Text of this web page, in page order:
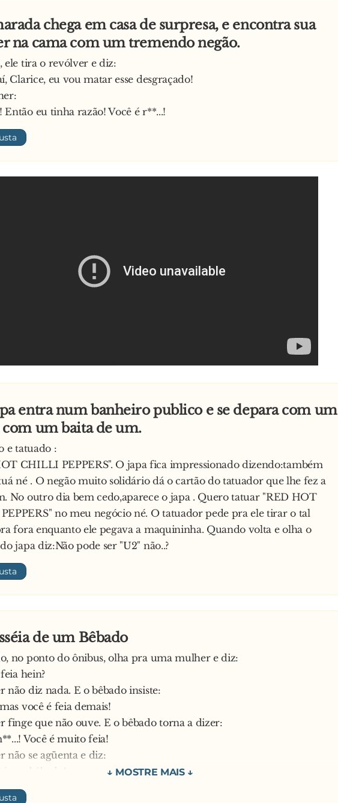
chega em casa de surpresa, e encontra sua
na cama com um tremendo negão.
ele tira o revólver e diz:
Clarice, eu vou matar esse desgraçado!
eu tinha razão! Você é r**...!
entra num banheiro publico e se depara com um
com um baita de um.
e tatuado :
CHILLI PEPPERS". O japa fica impressionado dizendo:também
né . O negão muito solidário dá o cartão do tatuador que lhe fez a
No outro dia bem cedo,aparece o japa . Quero tatuar "RED HOT
no meu negócio né. O tatuador pede pra ele tirar o tal
fora enquanto ele pegava a maquininha. Quando volta e olha o
japa diz:Não pode ser "U2" não..?
de um Bêbado
no ponto do ônibus, olha pra uma mulher e diz:
hein?
não diz nada. E o bêbado insiste:
você é feia demais!
finge que não ouve. E o bêbado torna a dizer:
Você é muito feia!
não se agüenta e diz:
eu melhoro...